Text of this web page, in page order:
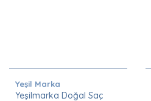
Yeşil Marka
Yeşilmarka Doğal Saç